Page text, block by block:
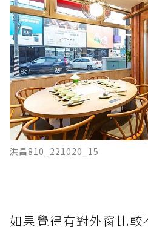
洪昌810_221020_15
如果覺得有對外窗比較